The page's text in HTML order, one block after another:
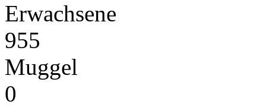
Erwachsene
955
Muggel
0